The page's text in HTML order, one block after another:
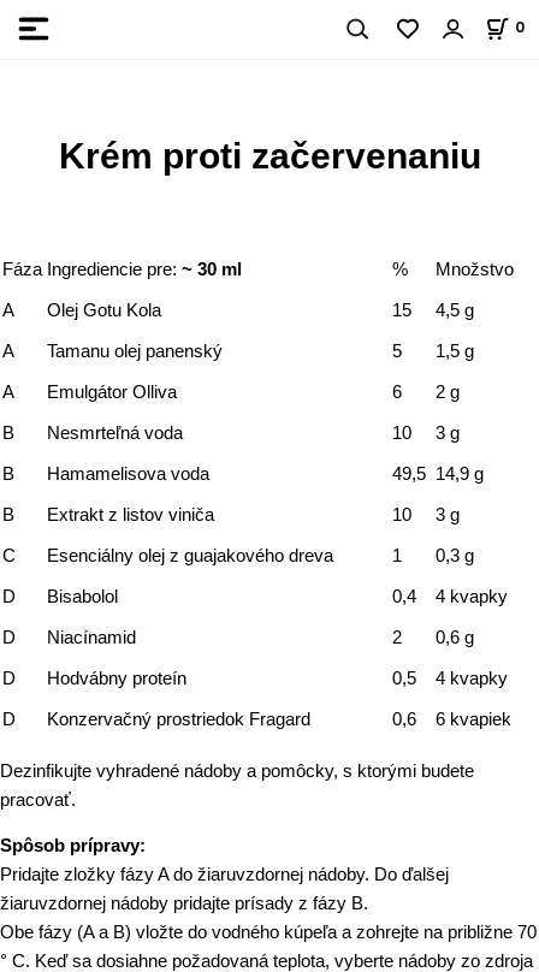
0
Krém proti začervenaniu
Fáza Ingrediencie pre: ~ 30 ml %
Množstvo
A
Olej Gotu Kola 15
4,5 g
A
Tamanu olej panenský 5
1,5 g
A
Emulgátor Olliva 6
2 g
B
Nesmrteľná voda 10
3 g
B
Hamamelisova voda 49,5 14,9 g
B
Extrakt z listov viniča 10
3 g
C
Esenciálny olej z guajakového dreva 1
0,3 g
D
Bisabolol 0,4
4 kvapky
D
Niacínamid 2
0,6 g
D
Hodvábny proteín 0,5
4 kvapky
D
Konzervačný prostriedok Fragard 0,6 6 kvapiek
Dezinfikujte vyhradené nádoby a pomôcky, s ktorými budete
pracovať.
Spôsob prípravy:
Pridajte zložky fázy A do žiaruvzdornej nádoby. Do ďalšej
žiaruvzdornej nádoby pridajte prísady z fázy B.
Obe fázy (A a B) vložte do vodného kúpeľa a zohrejte na približne 70
° C. Keď sa dosiahne požadovaná teplota, vyberte nádoby zo zdroja